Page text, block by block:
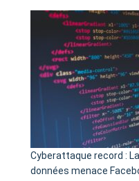
3
:
Le
Cyberattaque record :
données menace